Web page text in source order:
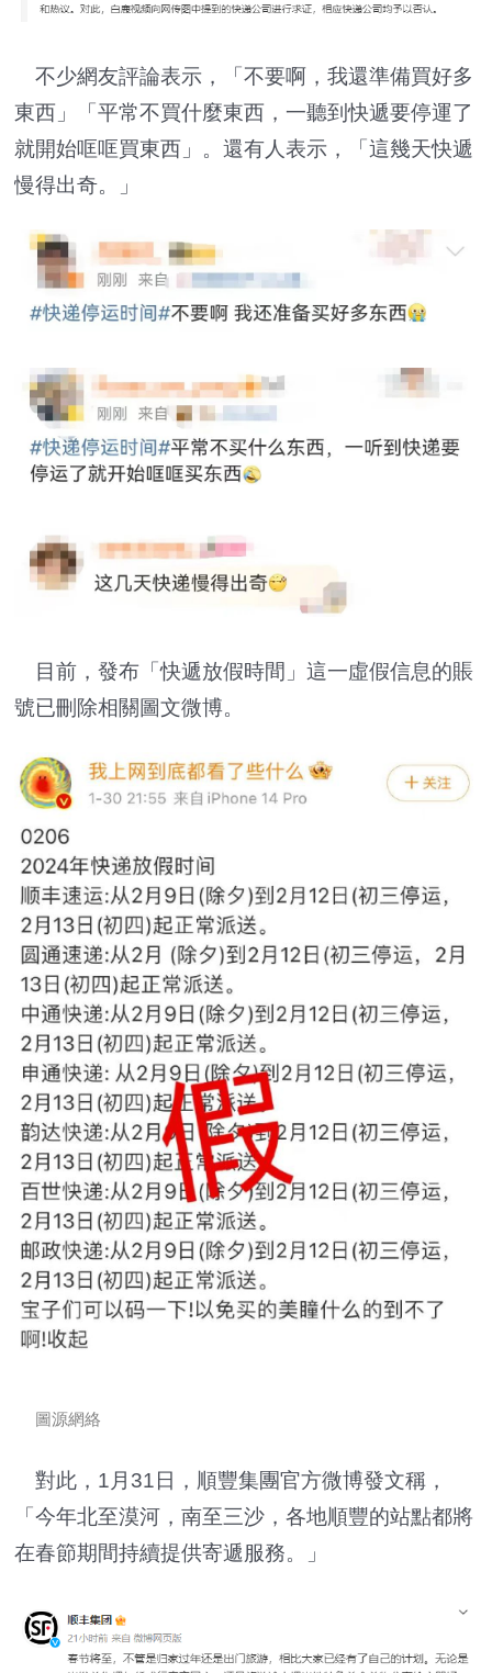
不少網友評論表示，「不要啊，我還準備買好多
東西」「平常不買什麼東西，一聽到快遞要停運了
就開始哐哐買東西」。還有人表示，「這幾天快遞
慢得出奇。」
目前，發布「快遞放假時間」這一虛假信息的賬
號已刪除相關圖文微博。
圖源網絡
對此，1月31日，順豐集團官方微博發文稱，
「今年北至漠河，南至三沙，各地順豐的站點都將
在春節期間持續提供寄遞服務。」